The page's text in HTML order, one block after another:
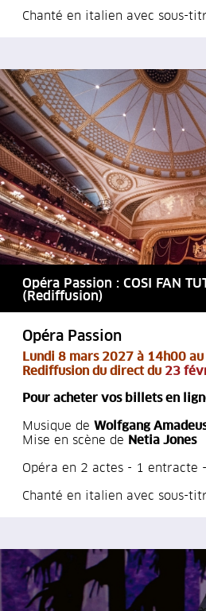
Chanté en italien avec sous-
Opéra Passion : COSI FAN
(Rediffusion)
Opéra Passion
Lundi 8 mars 2027 à 14h00
Rediffusion du direct du 23
Pour acheter vos billets en
Musique de Wolfgang
Mise en scène de Netia Jones
Opéra en 2 actes - 1 entracte
Chanté en italien avec sous-